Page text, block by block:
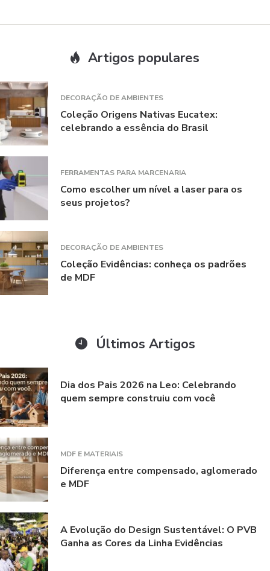
Artigos populares
DECORAÇÃO DE AMBIENTES
Coleção Origens Nativas Eucatex:
celebrando a essência do Brasil
FERRAMENTAS PARA MARCENARIA
Como escolher um nível a laser para os
seus projetos?
DECORAÇÃO DE AMBIENTES
Coleção Evidências: conheça os padrões
de MDF
Últimos Artigos
Dia dos Pais 2026 na Leo: Celebrando
quem sempre construiu com você
MDF E MATERIAIS
Diferença entre compensado, aglomerado
e MDF
A Evolução do Design Sustentável: O PVB
Ganha as Cores da Linha Evidências